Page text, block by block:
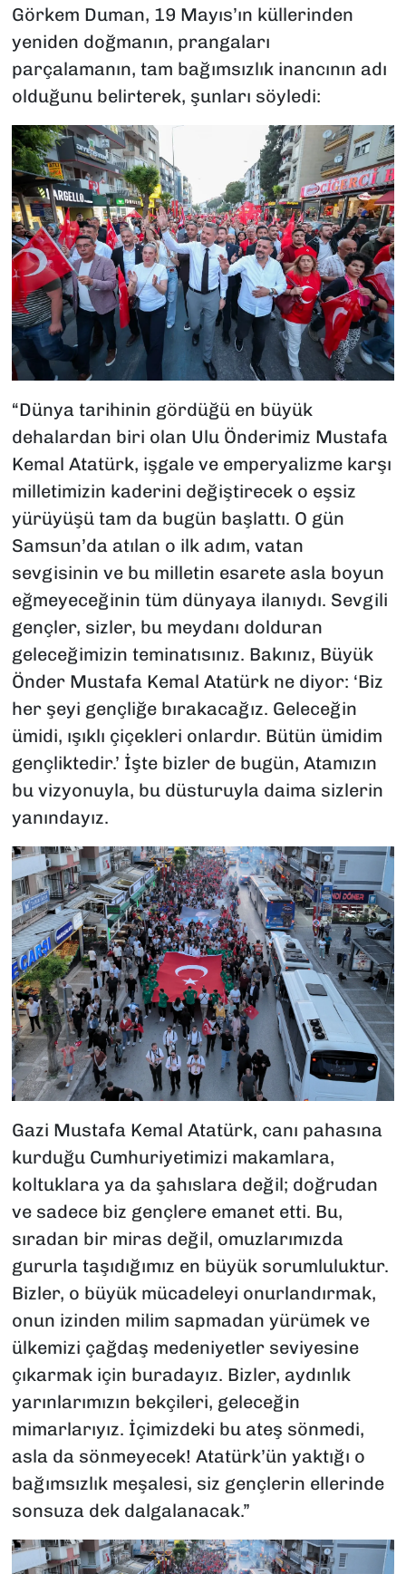
Görkem Duman, 19 Mayıs’ın küllerinden
yeniden doğmanın, prangaları
parçalamanın, tam bağımsızlık inancının adı
olduğunu belirterek, şunları söyledi:
“Dünya tarihinin gördüğü en büyük
dehalardan biri olan Ulu Önderimiz Mustafa
Kemal Atatürk, işgale ve emperyalizme karşı
milletimizin kaderini değiştirecek o eşsiz
yürüyüşü tam da bugün başlattı. O gün
Samsun’da atılan o ilk adım, vatan
sevgisinin ve bu milletin esarete asla boyun
eğmeyeceğinin tüm dünyaya ilanıydı. Sevgili
gençler, sizler, bu meydanı dolduran
geleceğimizin teminatısınız. Bakınız, Büyük
Önder Mustafa Kemal Atatürk ne diyor: ‘Biz
her şeyi gençliğe bırakacağız. Geleceğin
ümidi, ışıklı çiçekleri onlardır. Bütün ümidim
gençliktedir.’ İşte bizler de bugün, Atamızın
bu vizyonuyla, bu düsturuyla daima sizlerin
yanındayız.
Gazi Mustafa Kemal Atatürk, canı pahasına
kurduğu Cumhuriyetimizi makamlara,
koltuklara ya da şahıslara değil; doğrudan
ve sadece biz gençlere emanet etti. Bu,
sıradan bir miras değil, omuzlarımızda
gururla taşıdığımız en büyük sorumluluktur.
Bizler, o büyük mücadeleyi onurlandırmak,
onun izinden milim sapmadan yürümek ve
ülkemizi çağdaş medeniyetler seviyesine
çıkarmak için buradayız. Bizler, aydınlık
yarınlarımızın bekçileri, geleceğin
mimarlarıyız. İçimizdeki bu ateş sönmedi,
asla da sönmeyecek! Atatürk’ün yaktığı o
bağımsızlık meşalesi, siz gençlerin ellerinde
sonsuza dek dalgalanacak.”